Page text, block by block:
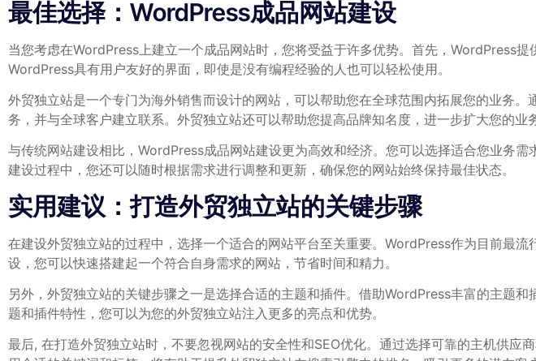
最佳选择：WordPress成品网站建设
当您考虑在WordPress上建立一个成品网站时，您将受益于许多优势。首先，WordPress
WordPress具有用户友好的界面，即使是没有编程经验的人也可以轻松使用。
外贸独立站是一个专门为海外销售而设计的网站，可以帮助您在全球范围内拓展您的业务
务，并与全球客户建立联系。外贸独立站还可以帮助您提高品牌知名度，进一步扩大您的业
与传统网站建设相比，WordPress成品网站建设更为高效和经济。您可以选择适合您业务
建设过程中，您还可以随时根据需求进行调整和更新，确保您的网站始终保持最佳状态。
实用建议：打造外贸独立站的关键步骤
在建设外贸独立站的过程中，选择一个适合的网站平台至关重要。WordPress作为目前最
设，您可以快速搭建起一个符合自身需求的网站，节省时间和精力。
另外，外贸独立站的关键步骤之一是选择合适的主题和插件。借助WordPress丰富的主题
题和插件特性，您可以为您的外贸独立站注入更多的亮点和优势。
最后, 在打造外贸独立站时，不要忽视网站的安全性和SEO优化。通过选择可靠的主机供